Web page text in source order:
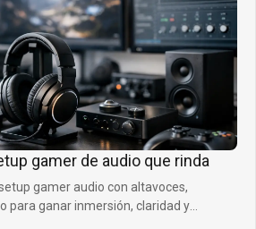
gamer de audio que rinda
gamer audio con altavoces,
para ganar inmersión, claridad y